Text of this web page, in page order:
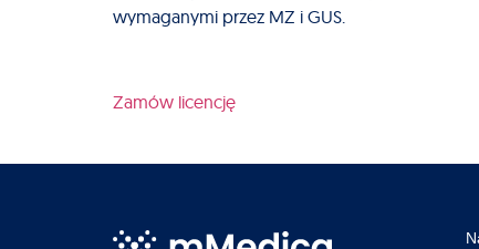
wymaganymi przez MZ i GUS.
Zamów licencję